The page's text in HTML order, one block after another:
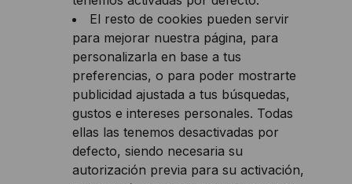
El resto de cookies pueden servir
para mejorar nuestra página, para
personalizarla en base a tus
preferencias, o para poder mostrarte
publicidad ajustada a tus búsquedas,
gustos e intereses personales. Todas
ellas las tenemos desactivadas por
defecto, siendo necesaria su
autorización previa para su activación,